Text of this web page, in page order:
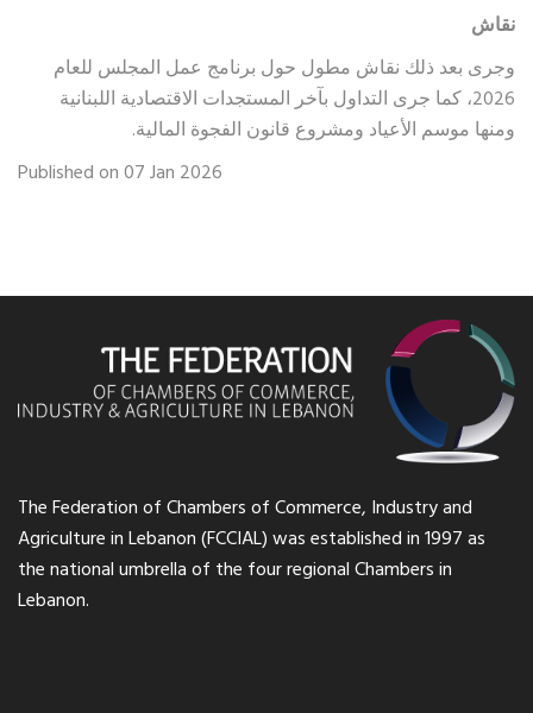
نقاش
وجرى بعد ذلك نقاش مطول حول برنامج عمل المجلس للعام
2026، كما جرى التداول بآخر المستجدات الاقتصادية اللبنانية
ومنها موسم الأعياد ومشروع قانون الفجوة المالية.
Published on 07 Jan 2026
The Federation of Chambers of Commerce, Industry and
Agriculture in Lebanon (FCCIAL) was established in 1997 as
the national umbrella of the four regional Chambers in
Lebanon.